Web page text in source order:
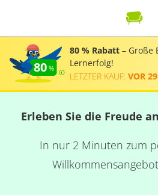
80
80 % Rabatt – Große
Lernerfolg!
LETZTER KAUF: VOR
Erleben Sie die Freude
In nur 2 Minuten zum